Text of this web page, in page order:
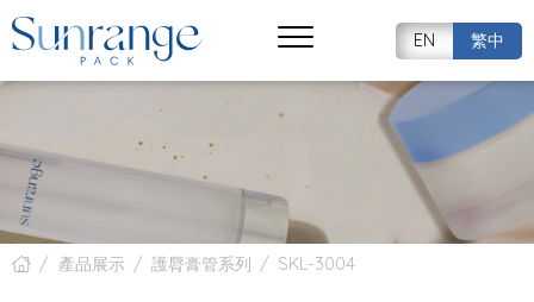
EN 繁中
產品展示 護脣膏管系列 SKL-3004